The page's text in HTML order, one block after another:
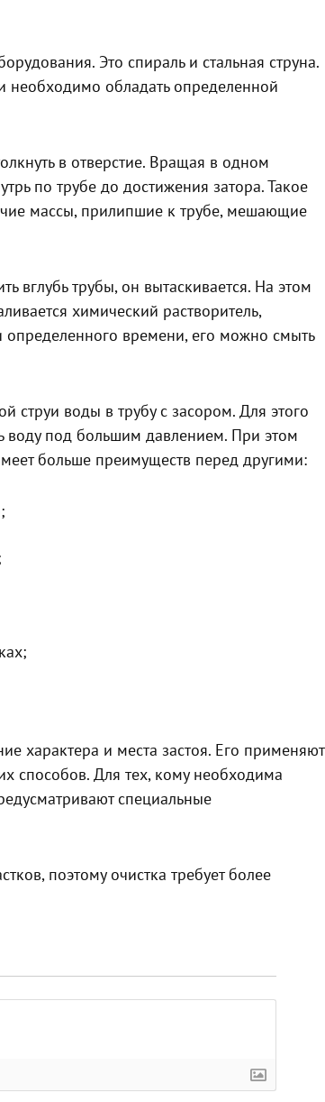
Это спираль и стальная струна.
обладать определенной
в отверстие. Вращая в одном
по трубе до достижения затора. Такое
массы, прилипшие к трубе, мешающие
вглубь трубы, он вытаскивается. На этом
химический растворитель,
определенного времени, его можно смыть
струи воды в трубу с засором. Для этого
воду под большим давлением. При этом
больше преимуществ перед другими:
характера и места застоя. Его применяют
способов. Для тех, кому необходима
специальные
поэтому очистка требует более